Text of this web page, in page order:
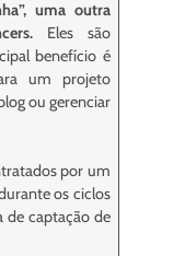
uma outra
Eles são
benefício é
um projeto
ou gerenciar
por um
os ciclos
de captação de